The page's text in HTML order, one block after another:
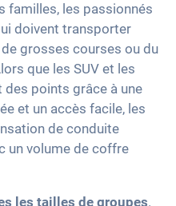
familles, les passionnés
doivent transporter
grosses courses ou du
que les SUV et les
points grâce à une
et un accès facile, les
de conduite
un volume de coffre
les tailles de groupes.